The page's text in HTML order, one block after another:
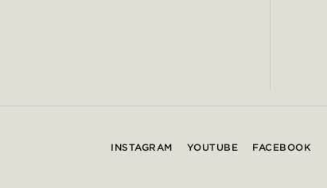
INSTAGRAM YOUTUBE FACEBOOK